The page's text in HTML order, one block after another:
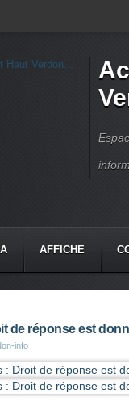
AFFICHE
de réponse est
info